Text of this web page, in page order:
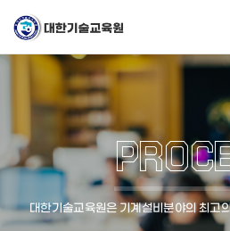
대한기술교육원은 기계설비분야의 최고